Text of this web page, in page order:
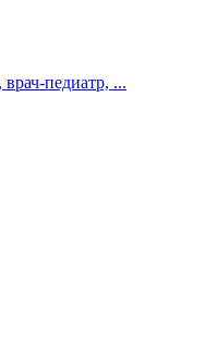
педиатр, ...